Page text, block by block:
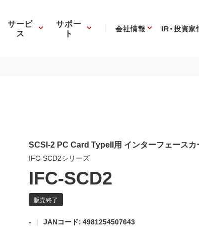
サービ
ス
サポー
ト 会社情報 IR・投資家
SCSI-2 PC Card TypeII用 インターフェースカ
IFC-SCD2シリーズ
IFC-SCD2
-
JANコード: 4981254507643